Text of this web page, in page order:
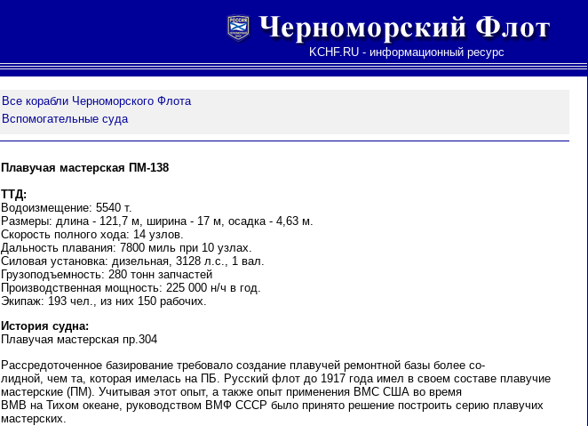
KCHF.RU - информационный ресурс
Все корабли Черноморского Флота
Вспомогательные суда
Плавучая мастерская ПМ-138
ТТД:
Водоизмещение: 5540 т.
Размеры: длина - 121,7 м, ширина - 17 м, осадка - 4,63 м.
Скорость полного хода: 14 узлов.
Дальность плавания: 7800 миль при 10 узлах.
Силовая установка: дизельная, 3128 л.с., 1 вал.
Грузоподъемность: 280 тонн запчастей
Производственная мощность: 225 000 н/ч в год.
Экипаж: 193 чел., из них 150 рабочих.
История судна:
Плавучая мастерская пр.304
Рассредоточенное базирование требовало создание плавучей ремонтной базы более со-
лидной, чем та, которая имелась на ПБ. Русский флот до 1917 года имел в своем составе плавучие
мастерские (ПМ). Учитывая этот опыт, а также опыт применения ВМС США во время
ВМВ на Тихом океане, руководством ВМФ СССР было принято решение построить серию плавучих
мастерских.